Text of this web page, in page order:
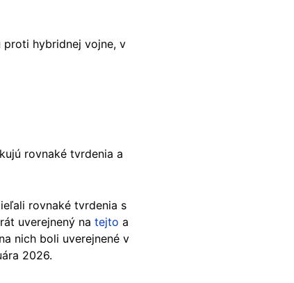
proti hybridnej vojne, v
rovnaké tvrdenia a
rovnaké tvrdenia s
uverejnený na tejto a
nich boli uverejnené v
2026.